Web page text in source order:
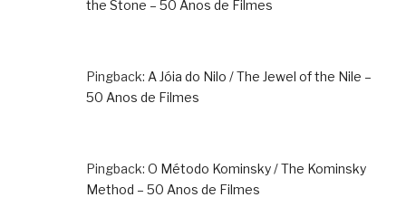
the Stone – 50 Anos de Filmes
Pingback: A Jóia do Nilo / The Jewel of the Nile –
50 Anos de Filmes
Pingback: O Método Kominsky / The Kominsky
Method – 50 Anos de Filmes